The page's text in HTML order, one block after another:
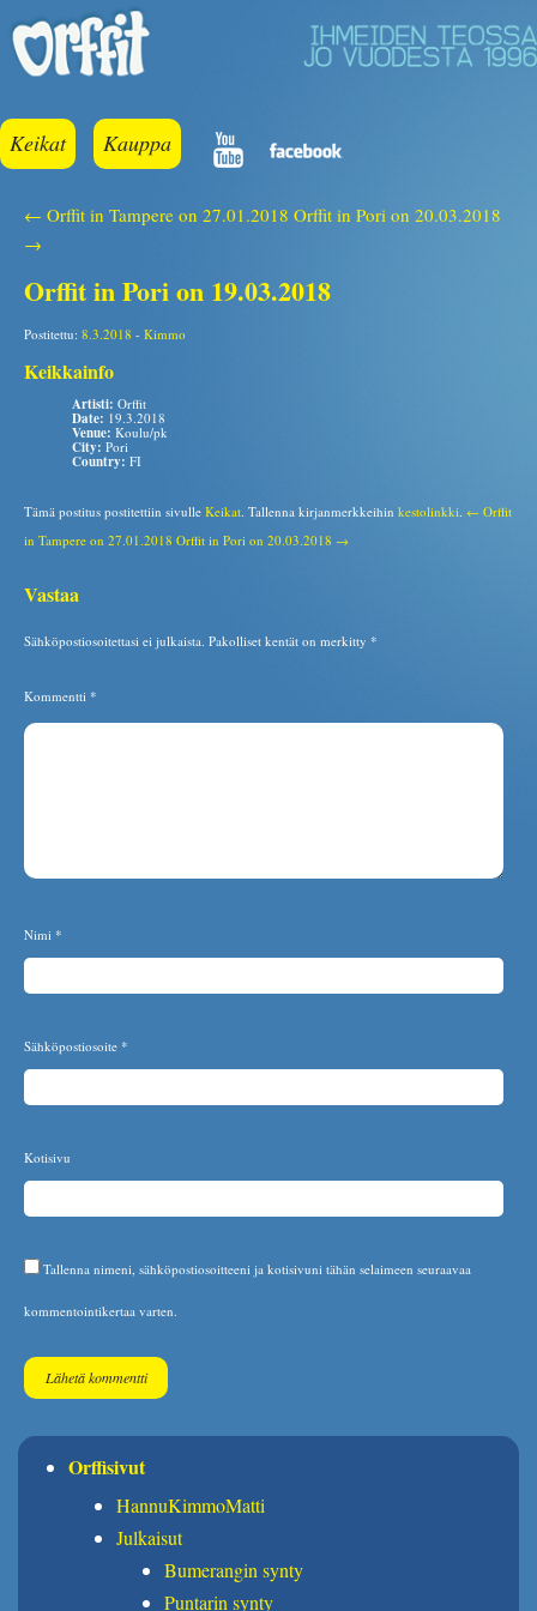
Keikat Kauppa
← Orffit in Tampere on 27.01.2018 Orffit in Pori on 20.03.2018
→
Orffit in Pori on 19.03.2018
Postitettu: 8.3.2018 - Kimmo
Keikkainfo
Artisti: Orffit
Date: 19.3.2018
Venue: Koulu/pk
City: Pori
Country: FI
Tämä postitus postitettiin sivulle Keikat . Tallenna kirjanmerkkeihin kestolinkki ← Orffit
in Tampere on 27.01.2018 Orffit in Pori on 20.03.2018 →
Vastaa
Sähköpostiosoitettasi ei julkaista. Pakolliset kentät on merkitty *
Kommentti *
Nimi *
Sähköpostiosoite *
Kotisivu
Tallenna nimeni, sähköpostiosoitteeni ja kotisivuni tähän selaimeen seuraavaa
kommentointikertaa varten.
Orffisivut
HannuKimmoMatti
Julkaisut
Bumerangin synty
Puntarin synty